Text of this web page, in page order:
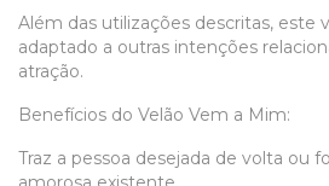
Além das utilizações descritas, este
adaptado a outras intenções
atração.
Benefícios do Velão Vem a Mim:
Traz a pessoa desejada de volta ou